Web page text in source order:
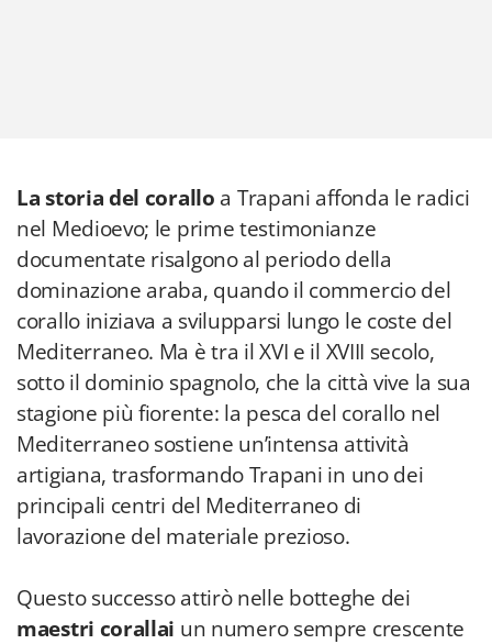
La storia del corallo a Trapani affonda le radici
nel Medioevo; le prime testimonianze
documentate risalgono al periodo della
dominazione araba, quando il commercio del
corallo iniziava a svilupparsi lungo le coste del
Mediterraneo. Ma è tra il XVI e il XVIII secolo,
sotto il dominio spagnolo, che la città vive la sua
stagione più fiorente: la pesca del corallo nel
Mediterraneo sostiene un’intensa attività
artigiana, trasformando Trapani in uno dei
principali centri del Mediterraneo di
lavorazione del materiale prezioso.
Questo successo attirò nelle botteghe dei
maestri corallai un numero sempre crescente